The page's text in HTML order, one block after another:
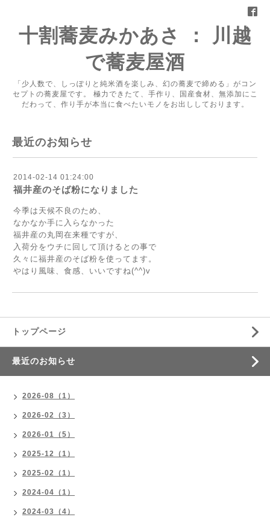
十割蕎麦みかあさ ： 川越
で蕎麦屋酒
「少人数で、しっぽりと純米酒を楽しみ、幻の蕎麦で締める」がコン
セプトの蕎麦屋です。 極力できたて、手作り、国産食材、無添加にこ
だわって、作り手が本当に食べたいモノをお出ししております。
最近のお知らせ
2014-02-14 01:24:00
福井産のそば粉になりました
今季は天候不良のため、
なかなか手に入らなかった
福井産の丸岡在来種ですが、
入荷分をウチに回して頂けるとの事で
久々に福井産のそば粉を使ってます。
やはり風味、食感、いいですね(^^)v
トップページ
最近のお知らせ
2026-08（1）
2026-02（3）
2026-01（5）
2025-12（1）
2025-02（1）
2024-04（1）
2024-03（4）